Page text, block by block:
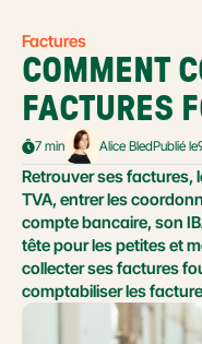
Factures
COMMENT
FACTURES
7 min Alice BledPublié le
Retrouver ses factures,
TVA, entrer les
compte bancaire, son
tête pour les petites et
collecter ses factures
comptabiliser les